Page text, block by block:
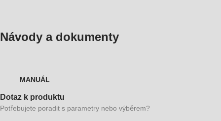
Návody a dokumenty
MANUÁL
Dotaz k produktu
Potřebujete poradit s parametry nebo výběrem?